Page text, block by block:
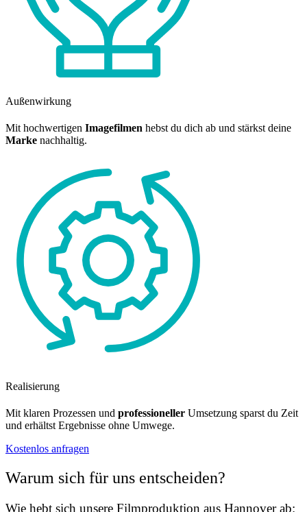
Außenwirkung
Mit hochwertigen Imagefilmen hebst du dich ab und stärkst deine
Marke nachhaltig.
Realisierung
Mit klaren Prozessen und professioneller Umsetzung sparst du Zeit
und erhältst Ergebnisse ohne Umwege.
Kostenlos anfragen
Warum sich für uns entscheiden?
Wie hebt sich unsere Filmproduktion aus Hannover ab: